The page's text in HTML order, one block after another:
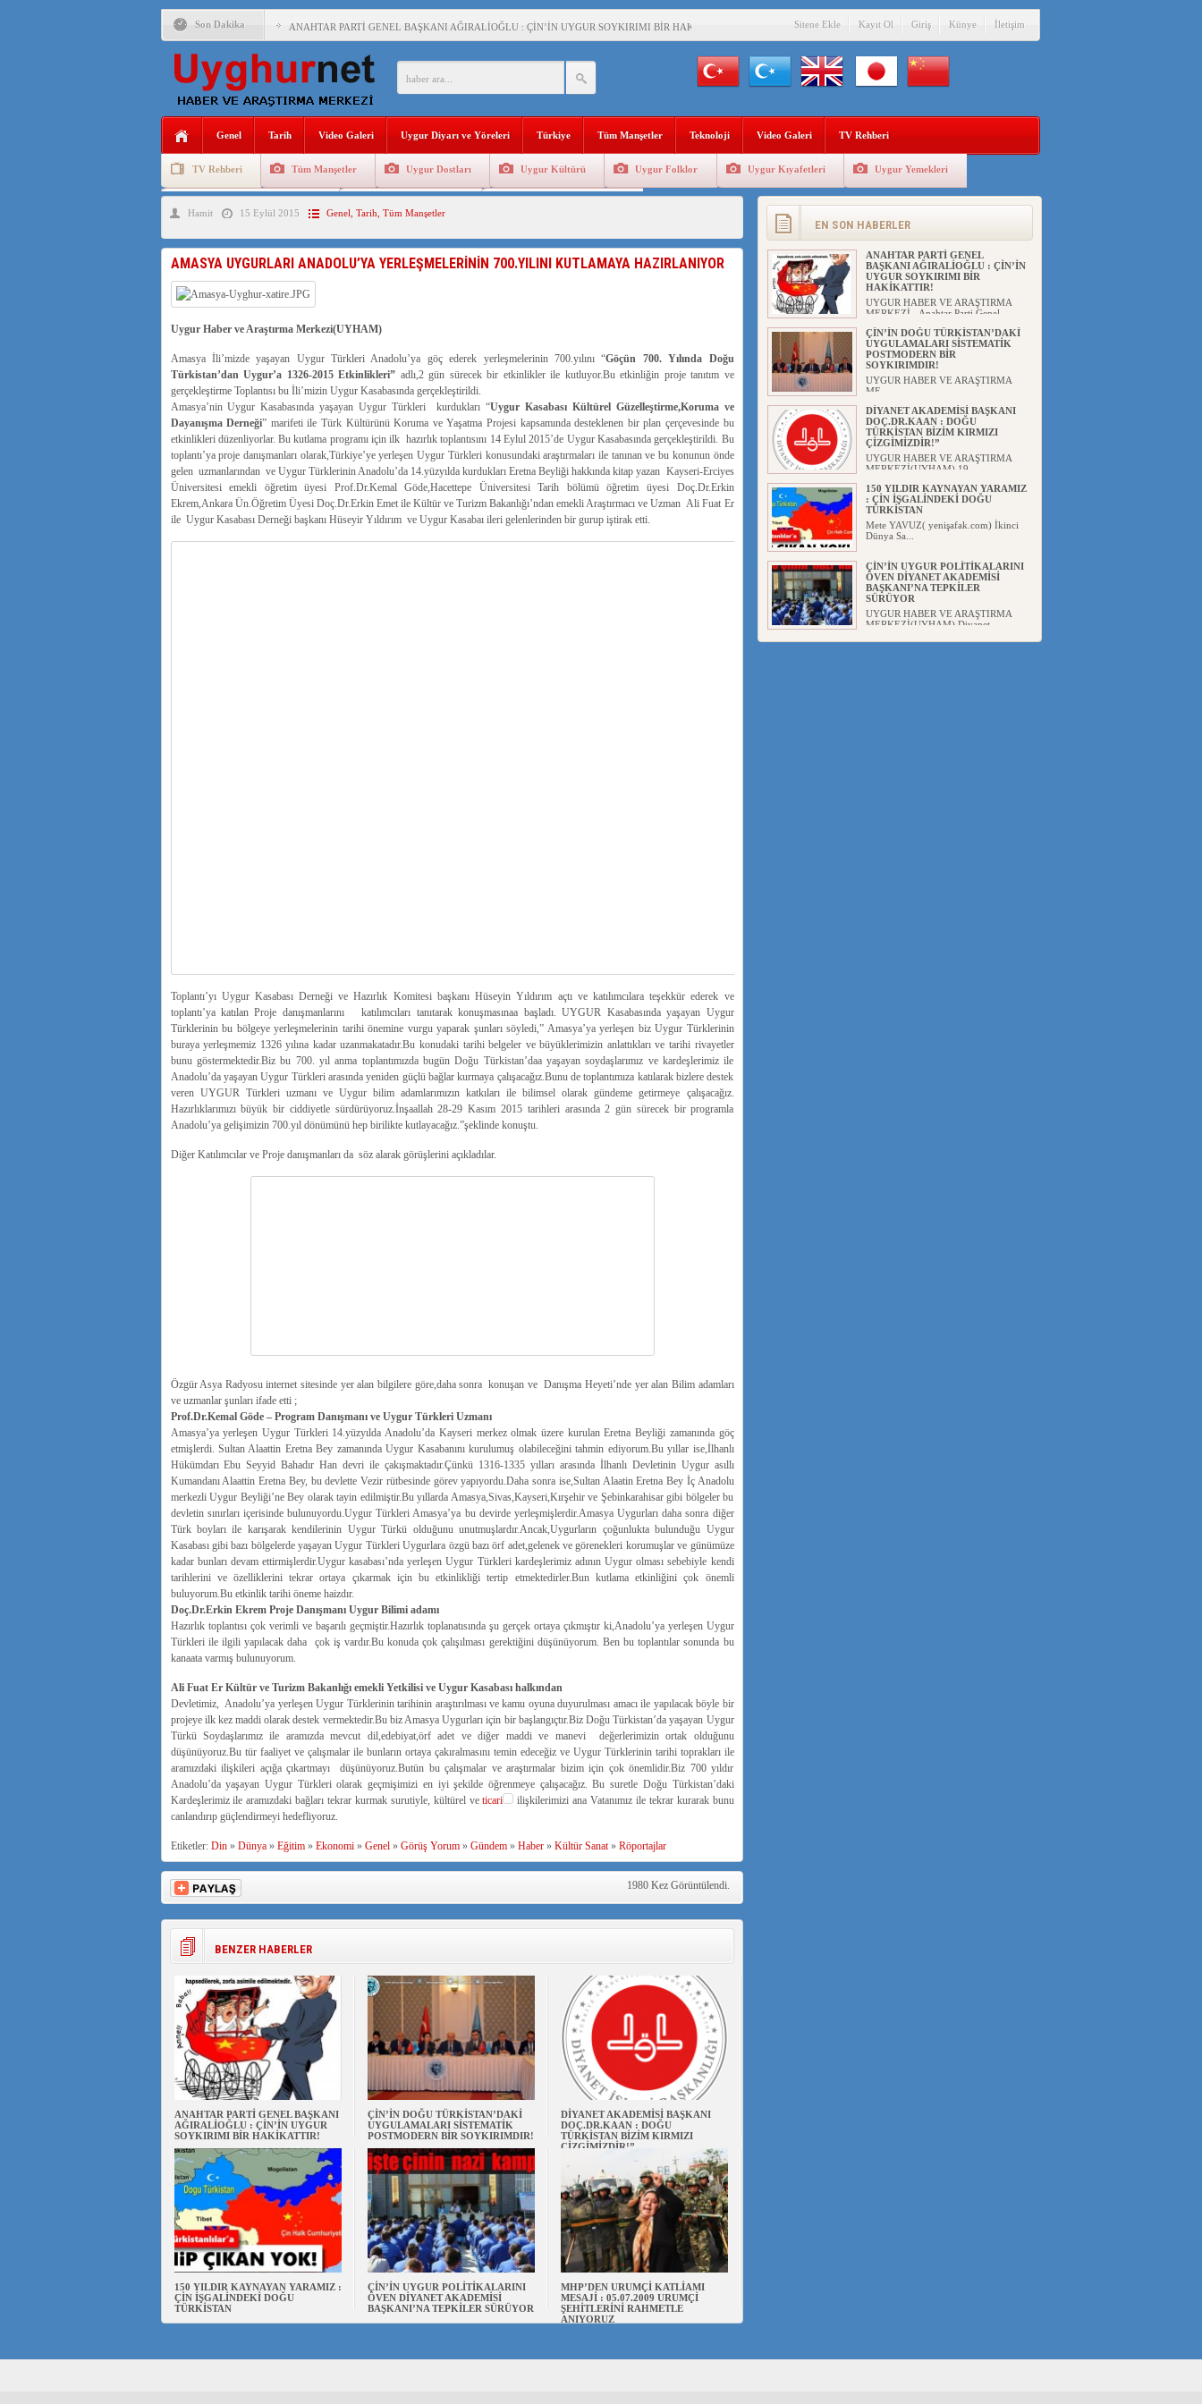
Son Dakika ANAHTAR PARTİ GENEL BAŞKANI AĞIRALİOĞLU : ÇİN’İN UYGUR SOYKIRIMI BİR HAKİKATTIR!
ÇİN’İN DOĞU TÜRKİSTAN’DAKİ UYGULAMALARI SİSTEMATİK POSTMODERN BİR SOYKIRIMDIR!
DİYANET AKADEMİSİ BAŞKANI DOÇ.DR.KAAN : DOĞU TÜRKİSTAN BİZİM KIRMIZI ÇİZGİMİZDİR!”
150 YILDIR KAYNAYAN YARAMIZ : ÇİN İŞGALİNDEKİ DOĞU TÜRKİSTAN
ÇİN’İN UYGUR POLİTİKALARINI ÖVEN DİYANET AKADEMİSİ BAŞKANI’NA TEPKİLER SÜRÜYOR
ÇİN’İN ANKARA BÜYÜKELÇİSİ JİANG’İN TRABZON ZİYARETİ
İŞGALCİ ÇİN’DEN “FETİHLER SULTANI MEHMET”DİZİSİNE GARİP SANSÜR VE HADSIZ İHTAR
İŞGALCİ ÇİN,DOĞU TÜRKİSTAN’DA EN AZ 143 BİN UYGUR ÇOCUĞU AİLELERİNDEN KOPARDI
Sitene Ekle Kayıt Ol Giriş Künye İletişim
Genel Tarih Video Galeri Uygur Diyarı ve Yöreleri Türkiye Tüm Manşetler Teknoloji Video Galeri TV Rehberi
TV Rehberi Tüm Manşetler Uygur Dostları Uygur Kültürü Uygur Folklor Uygur Kıyafetleri Uygur Yemekleri
Uygurlarda Düğün ve Cenaze
Hamit 15 Eylül 2015 Genel Tarih Tüm Manşetler
AMASYA UYGURLARI ANADOLU’YA YERLEŞMELERİNİN 700.YILINI KUTLAMAYA HAZIRLANIYOR
Uygur Haber ve Araştırma Merkezi(UYHAM)
Amasya İli’mizde yaşayan Uygur Türkleri Anadolu’ya göç ederek yerleşmelerinin 700.yılını “Göçün 700. Yılında Doğu
Türkistan’dan Uygur’a 1326-2015 Etkinlikleri” adlı,2 gün sürecek bir etkinlikler ile kutluyor.Bu etkinliğin proje tanıtım ve
gerçekleştirme Toplantısı bu İli’mizin Uygur Kasabasında gerçekleştirildi.
Amasya’nin Uygur Kasabasında yaşayan Uygur Türkleri kurdukları “Uygur Kasabası Kültürel Güzelleştirme,Koruma ve
Dayanışma Derneği” marifeti ile Türk Kültürünü Koruma ve Yaşatma Projesi kapsamında desteklenen bir plan çerçevesinde bu
etkinlikleri düzenliyorlar. Bu kutlama programı için ilk hazırlık toplantısını 14 Eylul 2015’de Uygur Kasabasında gerçekleştirildi. Bu
toplantı’ya proje danışmanları olarak,Türkiye’ye yerleşen Uygur Türkleri konusundaki araştırmaları ile tanınan ve bu konunun önde
gelen uzmanlarından ve Uygur Türklerinin Anadolu’da 14.yüzyılda kurdukları Eretna Beyliği hakkında kitap yazan Kayseri-Erciyes
Üniversitesi emekli öğretim üyesi Prof.Dr.Kemal Göde,Hacettepe Üniversitesi Tarih bölümü öğretim üyesi Doç.Dr.Erkin
Ekrem,Ankara Ün.Öğretim Üyesi Doç.Dr.Erkin Emet ile Kültür ve Turizm Bakanlığı’ndan emekli Araştırmacı ve Uzman Ali Fuat Er
ile Uygur Kasabası Derneği başkanı Hüseyir Yıldırım ve Uygur Kasabaı ileri gelenlerinden bir gurup iştirak etti.
Toplantı’yı Uygur Kasabası Derneği ve Hazırlık Komitesi başkanı Hüseyin Yıldırım açtı ve katılımcılara teşekkür ederek ve
toplantı’ya katılan Proje danışmanlarını katılımcıları tanıtarak konuşmasınaa başladı. UYGUR Kasabasında yaşayan Uygur
Türklerinin bu bölgeye yerleşmelerinin tarihi önemine vurgu yaparak şunları söyledi,” Amasya’ya yerleşen biz Uygur Türklerinin
buraya yerleşmemiz 1326 yılına kadar uzanmakatadır.Bu konudaki tarihi belgeler ve büyüklerimizin anlattıkları ve tarihi rivayetler
bunu göstermektedir.Biz bu 700. yıl anma toplantımızda bugün Doğu Türkistan’daa yaşayan soydaşlarımız ve kardeşlerimiz ile
Anadolu’da yaşayan Uygur Türkleri arasında yeniden güçlü bağlar kurmaya çalışacağız.Bunu de toplantımıza katılarak bizlere destek
veren UYGUR Türkleri uzmanı ve Uygur bilim adamlarımızın katkıları ile bilimsel olarak gündeme getirmeye çalışacağız.
Hazırlıklarımızı büyük bir ciddiyetle sürdürüyoruz.İnşaallah 28-29 Kasım 2015 tarihleri arasında 2 gün sürecek bir programla
Anadolu’ya gelişimizin 700.yıl dönümünü hep birilikte kutlayacağız.”şeklinde konuştu.
Diğer Katılımcılar ve Proje danışmanları da söz alarak görüşlerini açıkladılar.
Özgür Asya Radyosu internet sitesinde yer alan bilgilere göre,daha sonra konuşan ve Danışma Heyeti’nde yer alan Bilim adamları
ve uzmanlar şunları ifade etti ;
Prof.Dr.Kemal Göde – Program Danışmanı ve Uygur Türkleri Uzmanı
Amasya’ya yerleşen Uygur Türkleri 14.yüzyılda Anadolu’da Kayseri merkez olmak üzere kurulan Eretna Beyliği zamanında göç
etmişlerdi. Sultan Alaattin Eretna Bey zamanında Uygur Kasabanını kurulumuş olabileceğini tahmin ediyorum.Bu yıllar ise,İlhanlı
Hükümdarı Ebu Seyyid Bahadır Han devri ile çakışmaktadır.Çünkü 1316-1335 yılları arasında İlhanlı Devletinin Uygur asıllı
Kumandanı Alaattin Eretna Bey, bu devlette Vezir rütbesinde görev yapıyordu.Daha sonra ise,Sultan Alaatin Eretna Bey İç Anadolu
merkezli Uygur Beyliği’ne Bey olarak tayin edilmiştir.Bu yıllarda Amasya,Sivas,Kayseri,Kırşehir ve Şebinkarahisar gibi bölgeler bu
devletin sınırları içerisinde bulunuyordu.Uygur Türkleri Amasya’ya bu devirde yerleşmişlerdir.Amasya Uygurları daha sonra diğer
Türk boyları ile karışarak kendilerinin Uygur Türkü olduğunu unutmuşlardır.Ancak,Uygurların çoğunlukta bulunduğu Uygur
Kasabası gibi bazı bölgelerde yaşayan Uygur Türkleri Uygurlara özgü bazı örf adet,gelenek ve görenekleri korumuşlar ve günümüze
kadar bunları devam ettirmişlerdir.Uygur kasabası’nda yerleşen Uygur Türkleri kardeşlerimiz adının Uygur olması sebebiyle kendi
tarihlerini ve özelliklerini tekrar ortaya çıkarmak için bu etkinlikliği tertip etmektedirler.Bun kutlama etkinliğini çok önemli
buluyorum.Bu etkinlik tarihi öneme haizdır.
Doç.Dr.Erkin Ekrem Proje Danışmanı Uygur Bilimi adamı
Hazırlık toplantısı çok verimli ve başarılı geçmiştir.Hazırlık toplanatısında şu gerçek ortaya çıkmıştır ki,Anadolu’ya yerleşen Uygur
Türkleri ile ilgili yapılacak daha çok iş vardır.Bu konuda çok çalışılması gerektiğini düşünüyorum. Ben bu toplantılar sonunda bu
kanaata varmış bulunuyorum.
Ali Fuat Er Kültür ve Turizm Bakanlığı emekli Yetkilisi ve Uygur Kasabası halkından
Devletimiz, Anadolu’ya yerleşen Uygur Türklerinin tarihinin araştırılması ve kamu oyuna duyurulması amacı ile yapılacak böyle bir
projeye ilk kez maddi olarak destek vermektedir.Bu biz Amasya Uygurları için bir başlangıçtır.Biz Doğu Türkistan’da yaşayan Uygur
Türkü Soydaşlarımız ile aramızda mevcut dil,edebiyat,örf adet ve diğer maddi ve manevi değerlerimizin ortak olduğunu
düşünüyoruz.Bu tür faaliyet ve çalışmalar ile bunların ortaya çakıralmasını temin edeceğiz ve Uygur Türklerinin tarihi toprakları ile
aramızdaki ilişkileri açığa çıkartmayı düşünüyoruz.Butün bu çalışmalar ve araştırmalar bizim için çok önemlidir.Biz 700 yıldır
Anadolu’da yaşayan Uygur Türkleri olarak geçmişimizi en iyi şekilde öğrenmeye çalışacağız. Bu suretle Doğu Türkistan’daki
Kardeşlerimiz ile aramızdaki bağları tekrar kurmak surutiyle, kültürel veticari
ilişkilerimizi ana Vatanımız ile tekrar kurarak bunu
canlandırıp güçlendirmeyi hedefliyoruz.
Etiketler: Din» Dünya» Eğitim» Ekonomi» Genel» Görüş Yorum» Gündem» Haber» Kültür Sanat» Röportajlar
1980 Kez Görüntülendi.
BENZER HABERLER
ANAHTAR PARTİ GENEL BAŞKANI
AĞIRALİOĞLU : ÇİN’İN UYGUR
SOYKIRIMI BİR HAKİKATTIR!
ÇİN’İN DOĞU TÜRKİSTAN’DAKİ
UYGULAMALARI SİSTEMATİK
POSTMODERN BİR SOYKIRIMDIR!
DİYANET AKADEMİSİ BAŞKANI
DOÇ.DR.KAAN : DOĞU
TÜRKİSTAN BİZİM KIRMIZI
ÇİZGİMİZDİR!”
150 YILDIR KAYNAYAN YARAMIZ :
ÇİN İŞGALİNDEKİ DOĞU
TÜRKİSTAN
ÇİN’İN UYGUR POLİTİKALARINI
ÖVEN DİYANET AKADEMİSİ
BAŞKANI’NA TEPKİLER SÜRÜYOR
MHP’DEN URUMÇİ KATLİAMI
MESAJİ : 05.07.2009 URUMÇİ
ŞEHİTLERİNİ RAHMETLE
ANIYORUZ
EN SON HABERLER
ANAHTAR PARTİ GENEL
BAŞKANI AĞIRALİOĞLU : ÇİN’İN
UYGUR SOYKIRIMI BİR
HAKİKATTIR!
UYGUR HABER VE ARAŞTIRMA
MERKEZİ Anahtar Parti Genel
ÇİN’İN DOĞU TÜRKİSTAN’DAKİ
UYGULAMALARI SİSTEMATİK
POSTMODERN BİR
SOYKIRIMDIR!
UYGUR HABER VE ARAŞTIRMA
ME...
DİYANET AKADEMİSİ BAŞKANI
DOÇ.DR.KAAN : DOĞU
TÜRKİSTAN BİZİM KIRMIZI
ÇİZGİMİZDİR!”
UYGUR HABER VE ARAŞTIRMA
MERKEZİ(UYHAM) 19...
150 YILDIR KAYNAYAN YARAMIZ
: ÇİN İŞGALİNDEKİ DOĞU
TÜRKİSTAN
Mete YAVUZ( yenişafak.com) İkinci
Dünya Sa...
ÇİN’İN UYGUR POLİTİKALARINI
ÖVEN DİYANET AKADEMİSİ
BAŞKANI’NA TEPKİLER
SÜRÜYOR
UYGUR HABER VE ARAŞTIRMA
MERKEZİ(UYHAM) Diyanet
MHP’DEN URUMÇİ KATLİAMI